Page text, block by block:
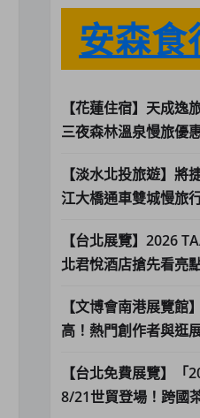
安森食
【花蓮住宿】天成
三夜森林溫泉慢旅優
【淡水北投旅遊】
江大橋通車雙城慢旅
【台北展覽】2026
北君悅酒店搶先看亮
【文博會南港展覽
高！熱門創作者與逛
【台北免費展覽】「
8/21世貿登場！跨國